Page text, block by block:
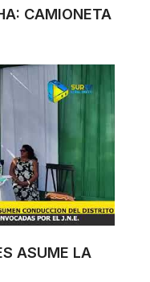
CAMIONETA
ASUME LA